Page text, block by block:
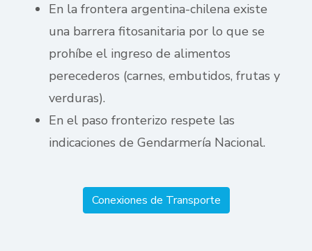
En la frontera argentina-chilena existe
una barrera fitosanitaria por lo que se
prohíbe el ingreso de alimentos
perecederos (carnes, embutidos, frutas y
verduras).
En el paso fronterizo respete las
indicaciones de Gendarmería Nacional.
Conexiones de Transporte